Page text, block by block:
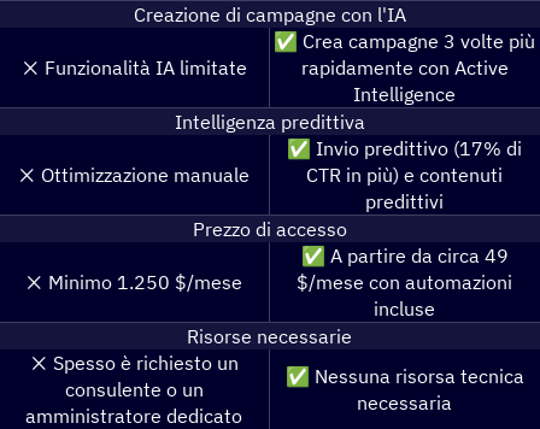
Creazione di campagne con l'IA
❌️ Funzionalità IA limitate
✅ Crea campagne 3 volte più
rapidamente con Active
Intelligence
Intelligenza predittiva
❌️ Ottimizzazione manuale
✅ Invio predittivo (17% di
CTR in più) e contenuti
predittivi
Prezzo di accesso
❌️ Minimo 1.250 $/mese
✅ A partire da circa 49
$/mese con automazioni
incluse
Risorse necessarie
❌️ Spesso è richiesto un
consulente o un
amministratore dedicato
✅ Nessuna risorsa tecnica
necessaria